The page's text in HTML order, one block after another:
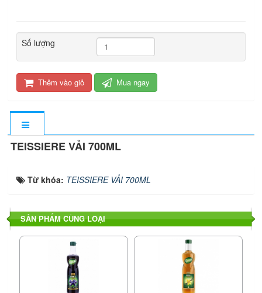
Số lượng
Thêm vào giỏ Mua ngay
TEISSIERE VẢI 700ML
Từ khóa: TEISSIERE VẢI 700ML
SẢN PHẨM CÙNG LOẠI